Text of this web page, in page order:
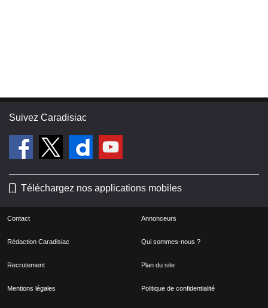
Suivez Caradisiac
Téléchargez nos applications mobiles
Contact Annonceurs
Rédaction Caradisiac Qui sommes-nous ?
Recrutement Plan du site
Mentions légales Politique de confidentialité